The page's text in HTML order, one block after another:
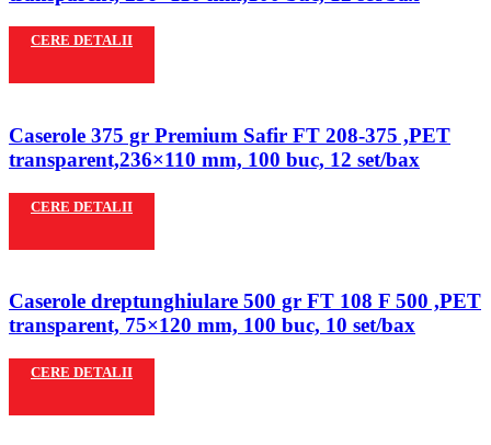
CERE DETALII
Caserole 375 gr Premium Safir FT 208-375 ,PET
transparent,236×110 mm, 100 buc, 12 set/bax
CERE DETALII
Caserole dreptunghiulare 500 gr FT 108 F 500 ,PET
transparent, 75×120 mm, 100 buc, 10 set/bax
CERE DETALII